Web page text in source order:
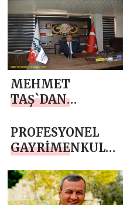
ANMA, GENÇLİK
VE SPOR BAYRAMI
MESAJI
MEHMET
TAŞ`DAN
MESAJI
PROFESYONEL
GAYRİMENKUL
ÇANAKKALE BİGA
VE